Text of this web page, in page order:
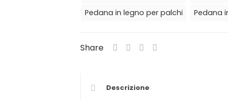
Pedana in legno per palchi
Pedana
Share
Descrizione